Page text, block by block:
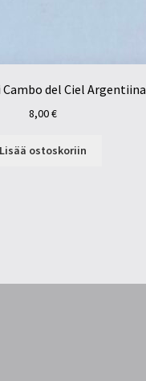
del Ciel Argentiina
8,00€
Lisää ostoskoriin